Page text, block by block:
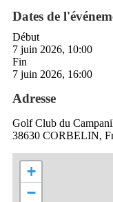
Dates de
Début
7 juin 2026, 10:00
Fin
7 juin 2026, 16:00
Adresse
Golf Club du
38630 CORBELIN,
+
−